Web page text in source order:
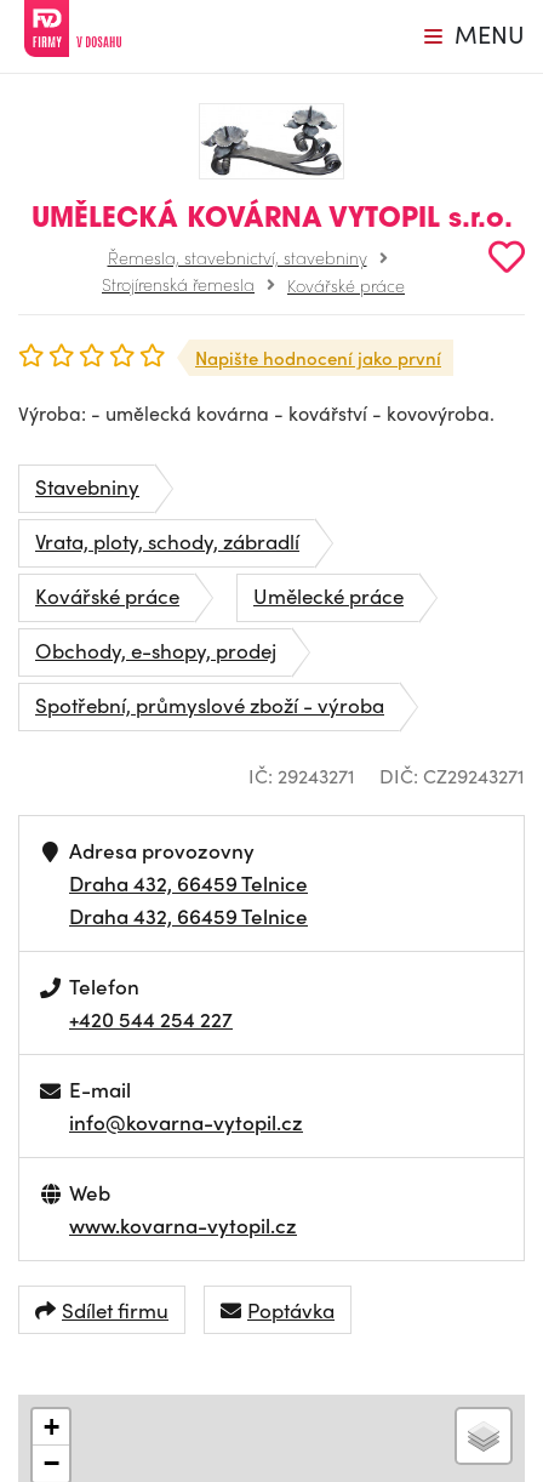
MENU
UMĚLECKÁ KOVÁRNA VYTOPIL s.r.o.
Řemesla, stavebnictví, stavebniny
Strojírenská řemesla
Kovářské práce
Napište hodnocení jako první
Výroba: - umělecká kovárna - kovářství - kovovýroba.
Stavebniny
Vrata, ploty, schody, zábradlí
Kovářské práce
Umělecké práce
Obchody, e-shopy, prodej
Spotřební, průmyslové zboží - výroba
IČ: 29243271 DIČ: CZ29243271
Adresa provozovny
Draha 432, 66459 Telnice
Draha 432, 66459 Telnice
Telefon
+420 544 254 227
E-mail
info@kovarna-vytopil.cz
Web
www.kovarna-vytopil.cz
Sdílet firmu Poptávka
+
−